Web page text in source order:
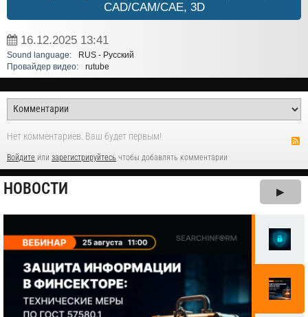
CAD/CAM/CAE, 3D
16.12.2025 13:41
Sound language:
RUS - Русский
Провайдер видео:
rutube
Нет комментариев. Ваш будет первым!
Войдите или зарегистрируйтесь чтобы добавлять комментарии
НОВОСТИ ▶